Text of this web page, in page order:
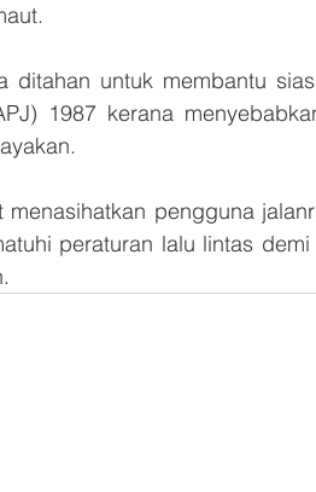
ditahan untuk membantu
1987 kerana
menasihatkan pengguna
peraturan lalu lintas